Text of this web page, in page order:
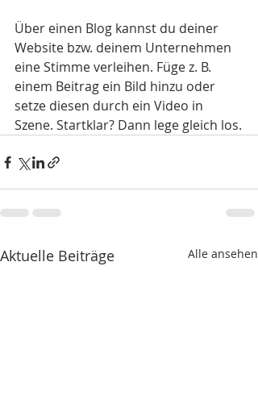
Über einen Blog kannst du deiner
Website bzw. deinem Unternehmen
eine Stimme verleihen. Füge z. B.
einem Beitrag ein Bild hinzu oder
setze diesen durch ein Video in
Szene. Startklar? Dann lege gleich los.
Aktuelle Beiträge Alle ansehen